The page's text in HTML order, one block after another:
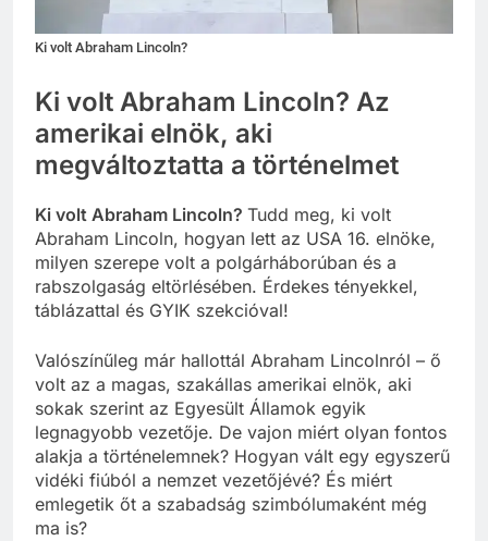
Ki volt Abraham Lincoln?
Ki volt Abraham Lincoln? Az
amerikai elnök, aki
megváltoztatta a történelmet
Ki volt Abraham Lincoln? Tudd meg, ki volt
Abraham Lincoln, hogyan lett az USA 16. elnöke,
milyen szerepe volt a polgárháborúban és a
rabszolgaság eltörlésében. Érdekes tényekkel,
táblázattal és GYIK szekcióval!
Valószínűleg már hallottál Abraham Lincolnról – ő
volt az a magas, szakállas amerikai elnök, aki
sokak szerint az Egyesült Államok egyik
legnagyobb vezetője. De vajon miért olyan fontos
alakja a történelemnek? Hogyan vált egy egyszerű
vidéki fiúból a nemzet vezetőjévé? És miért
emlegetik őt a szabadság szimbólumaként még
ma is?